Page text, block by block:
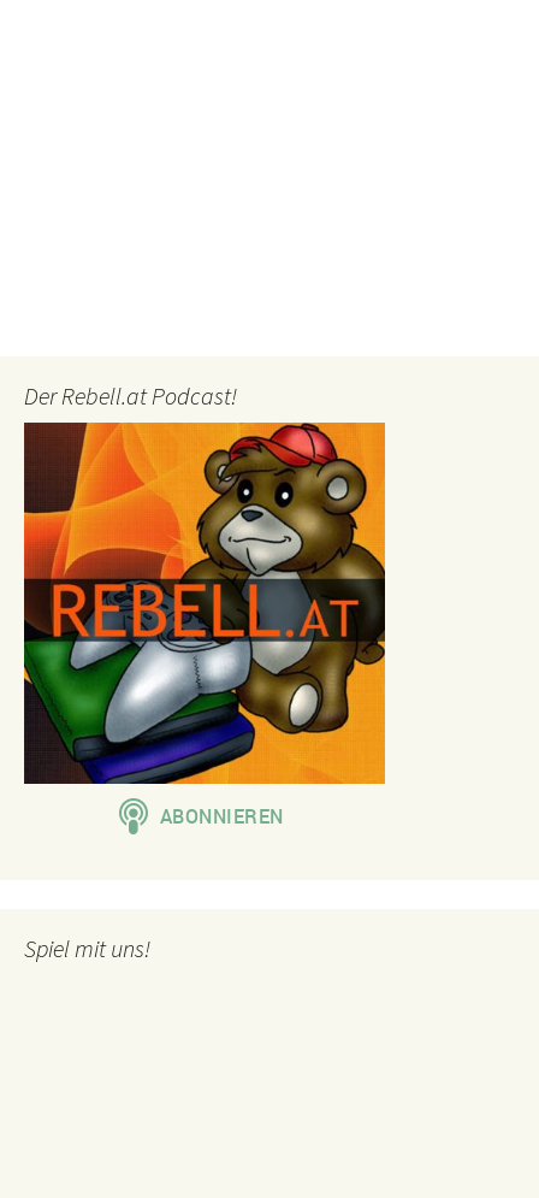
Der Rebell.at Podcast!
Spiel mit uns!